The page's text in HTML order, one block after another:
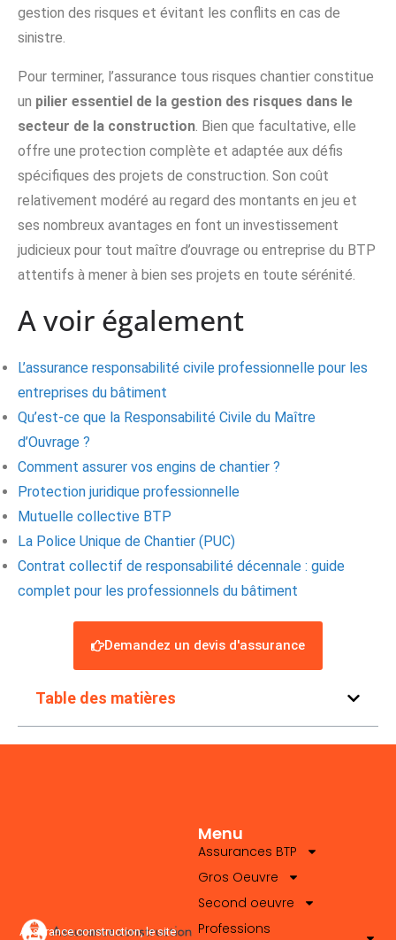
gestion des risques et évitant les conflits en cas de
sinistre.
Pour terminer, l’assurance tous risques chantier constitue
un pilier essentiel de la gestion des risques dans le
secteur de la construction. Bien que facultative, elle
offre une protection complète et adaptée aux défis
spécifiques des projets de construction. Son coût
relativement modéré au regard des montants en jeu et
ses nombreux avantages en font un investissement
judicieux pour tout maître d’ouvrage ou entreprise du BTP
attentifs à mener à bien ses projets en toute sérénité.
A voir également
L’assurance responsabilité civile professionnelle pour les
entreprises du bâtiment
Qu’est-ce que la Responsabilité Civile du Maître
d’Ouvrage ?
Comment assurer vos engins de chantier ?
Protection juridique professionnelle
Mutuelle collective BTP
La Police Unique de Chantier (PUC)
Contrat collectif de responsabilité décennale : guide
complet pour les professionnels du bâtiment
Demandez un devis d'assurance
Table des matières
Assurance.construction, le site
Menu
Assurances BTP
Gros Oeuvre
Second oeuvre
Professions